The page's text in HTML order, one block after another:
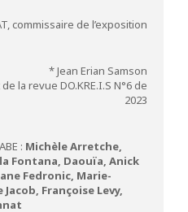
commissaire de l’exposition
* Jean Erian Samson
la revue DO.KRE.I.S N°6 de
2023
: Michèle Arretche,
Fontana, Daouïa, Anick
Fedronic, Marie-
Françoise Levy,